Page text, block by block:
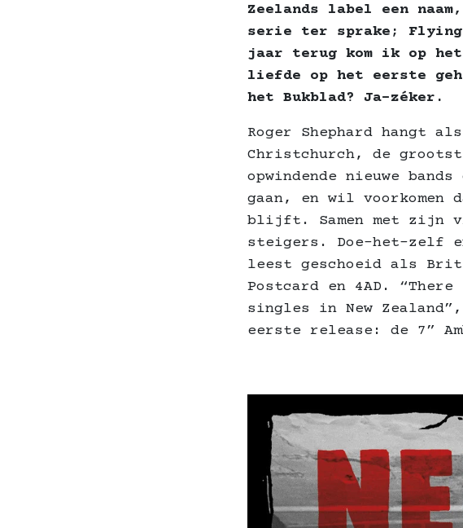
Zeelands label een
serie ter sprake; Flying
jaar terug kom ik op
liefde op het eerste
het Bukblad? Ja-zéker.
Roger Shephard hangt
Christchurch, de
opwindende nieuwe
gaan, en wil voorkomen
blijft. Samen met zijn
steigers. Doe-het-zelf
leest geschoeid als
Postcard en 4AD.
singles in New
eerste release: de 7”